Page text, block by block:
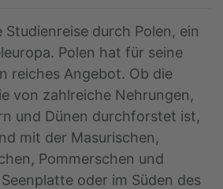
Studienreise durch Polen, ein
Polen hat für seine
reiches Angebot. Ob die
von zahlreiche Nehrungen,
und Dünen durchforstet ist,
mit der Masurischen,
Pommerschen und
oder im Süden des